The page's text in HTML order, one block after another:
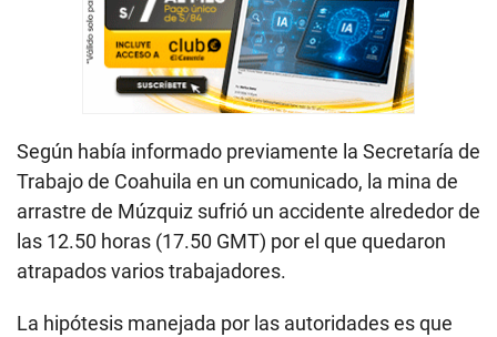
Según había informado previamente la Secretaría de
Trabajo de Coahuila en un comunicado, la mina de
arrastre de Múzquiz sufrió un accidente alrededor de
las 12.50 horas (17.50 GMT) por el que quedaron
atrapados varios trabajadores.
La hipótesis manejada por las autoridades es que